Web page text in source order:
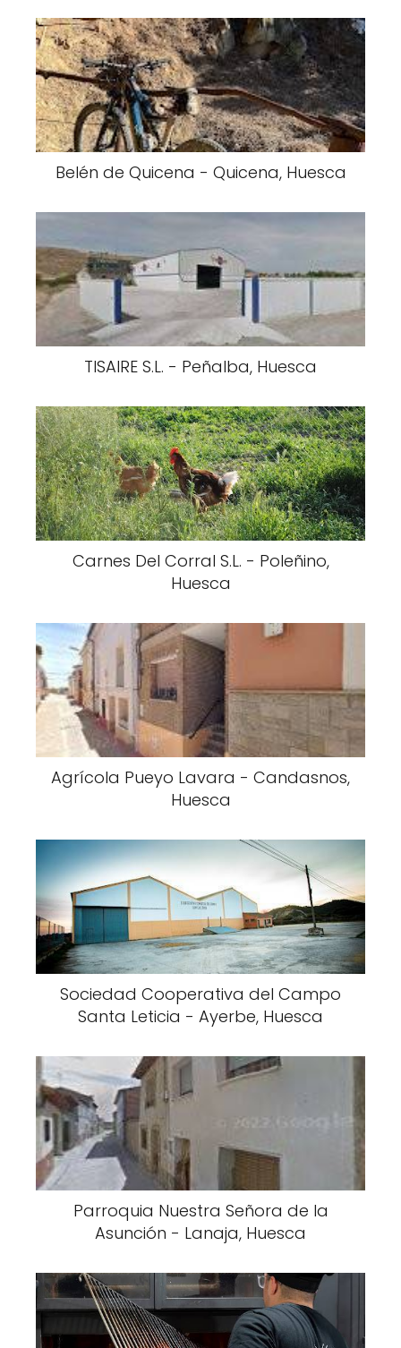
Belén de Quicena - Quicena, Huesca
TISAIRE S.L. - Peñalba, Huesca
Carnes Del Corral S.L. - Poleñino,
Huesca
Agrícola Pueyo Lavara - Candasnos,
Huesca
Sociedad Cooperativa del Campo
Santa Leticia - Ayerbe, Huesca
Parroquia Nuestra Señora de la
Asunción - Lanaja, Huesca